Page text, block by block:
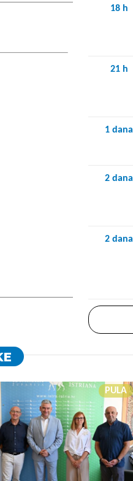
18 h
21 h
1 dana
2 dana
2 dana
PULA